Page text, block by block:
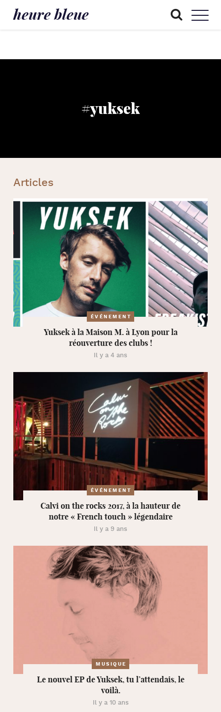
heure bleue
#yuksek
Articles
ÉVÉNEMENT
Yuksek à la Maison M. à Lyon pour la
réouverture des clubs !
Il y a 4 ans
ÉVÉNEMENT
Calvi on the rocks 2017, à la hauteur de
notre « French touch » légendaire
Il y a 9 ans
MUSIQUE
Le nouvel EP de Yuksek, tu l’attendais, le
voilà.
Il y a 10 ans